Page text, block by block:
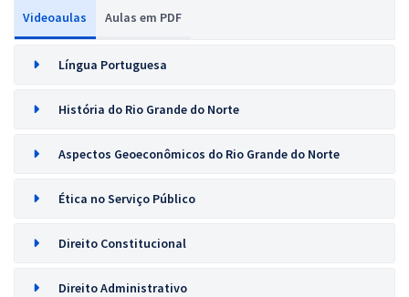
Videoaulas Aulas em PDF
Língua Portuguesa
História do Rio Grande do Norte
Aspectos Geoeconômicos do Rio Grande do Norte
Ética no Serviço Público
Direito Constitucional
Direito Administrativo